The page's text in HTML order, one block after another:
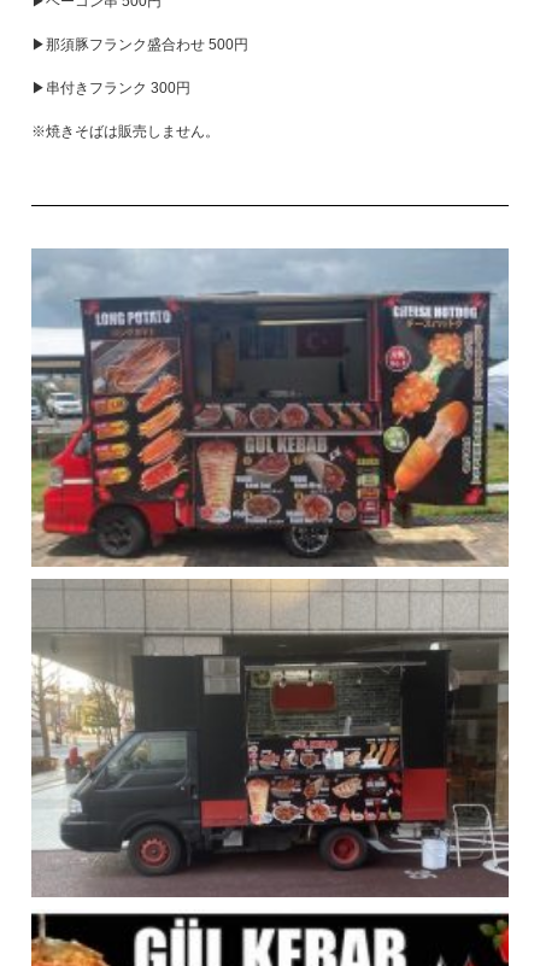
▶那須豚フランク盛合わせ 500円
▶串付きフランク 300円
※焼きそばは販売しません。